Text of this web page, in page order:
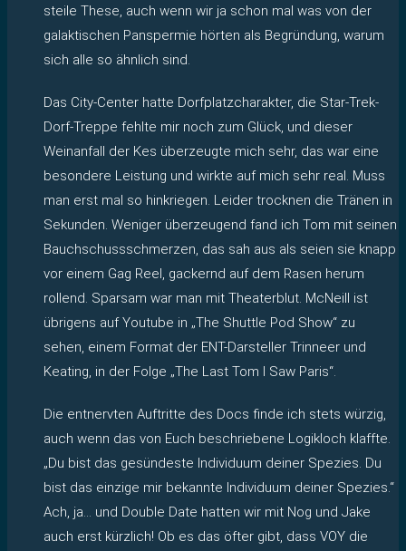
steile These, auch wenn wir ja schon mal was von der
galaktischen Panspermie hörten als Begründung, warum
sich alle so ähnlich sind.
Das City-Center hatte Dorfplatzcharakter, die Star-Trek-
Dorf-Treppe fehlte mir noch zum Glück, und dieser
Weinanfall der Kes überzeugte mich sehr, das war eine
besondere Leistung und wirkte auf mich sehr real. Muss
man erst mal so hinkriegen. Leider trocknen die Tränen in
Sekunden. Weniger überzeugend fand ich Tom mit seinen
Bauchschussschmerzen, das sah aus als seien sie knapp
vor einem Gag Reel, gackernd auf dem Rasen herum
rollend. Sparsam war man mit Theaterblut. McNeill ist
übrigens auf Youtube in „The Shuttle Pod Show“ zu
sehen, einem Format der ENT-Darsteller Trinneer und
Keating, in der Folge „The Last Tom I Saw Paris“.
Die entnervten Auftritte des Docs finde ich stets würzig,
auch wenn das von Euch beschriebene Logikloch klaffte.
„Du bist das gesündeste Individuum deiner Spezies. Du
bist das einzige mir bekannte Individuum deiner Spezies.“
Ach, ja… und Double Date hatten wir mit Nog und Jake
auch erst kürzlich! Ob es das öfter gibt, dass VOY die